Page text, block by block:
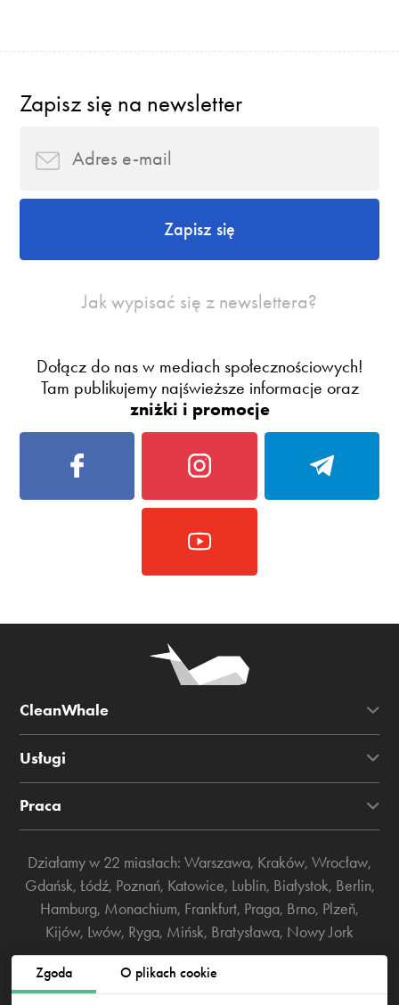
Zgoda O plikach cookie
Zapisz się na newsletter
Zapisz się
Jak wypisać się z newslettera?
Dołącz do nas w mediach społecznościowych!
Tam publikujemy najświeższe informacje oraz
zniżki i promocje
CleanWhale
Usługi
Praca
Działamy w 22 miastach: Warszawa, Kraków, Wrocław,
Gdańsk, Łódź, Poznań, Katowice, Lublin, Białystok, Berlin,
Hamburg, Monachium, Frankfurt, Praga, Brno, Plzeň,
Kijów, Lwów, Ryga, Mińsk, Bratysława, Nowy Jork
Warszawa, Łucka 18/2004, 00-845